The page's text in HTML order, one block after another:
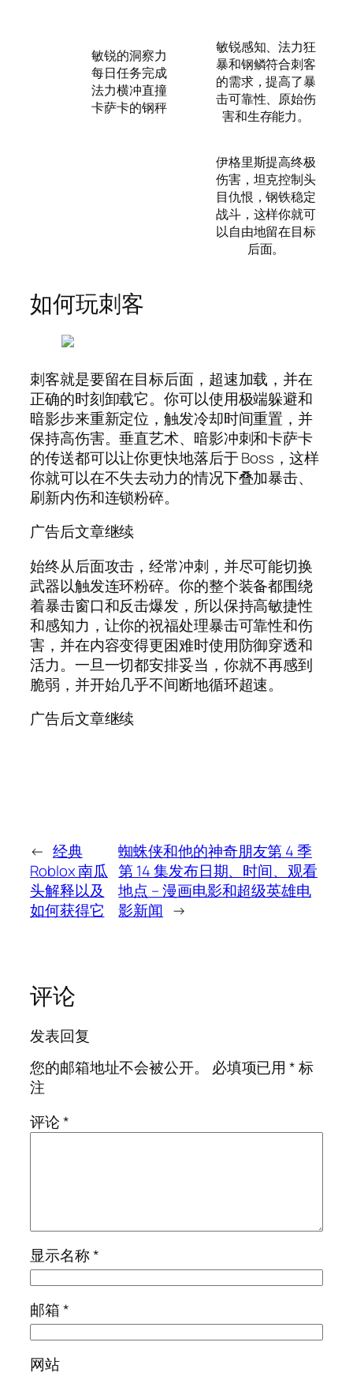
敏锐的洞察力
每日任务完成
法力横冲直撞
卡萨卡的钢秤
敏锐感知、法力狂
暴和钢鳞符合刺客
的需求，提高了暴
击可靠性、原始伤
害和生存能力。
伊格里斯提高终极
伤害，坦克控制头
目仇恨，钢铁稳定
战斗，这样你就可
以自由地留在目标
后面。
如何玩刺客
刺客就是要留在目标后面，超速加载，并在
正确的时刻卸载它。你可以使用极端躲避和
暗影步来重新定位，触发冷却时间重置，并
保持高伤害。垂直艺术、暗影冲刺和卡萨卡
的传送都可以让你更快地落后于 Boss，这样
你就可以在不失去动力的情况下叠加暴击、
刷新内伤和连锁粉碎。
广告后文章继续
始终从后面攻击，经常冲刺，并尽可能切换
武器以触发连环粉碎。你的整个装备都围绕
着暴击窗口和反击爆发，所以保持高敏捷性
和感知力，让你的祝福处理暴击可靠性和伤
害，并在内容变得更困难时使用防御穿透和
活力。一旦一切都安排妥当，你就不再感到
脆弱，并开始几乎不间断地循环超速。
广告后文章继续
← 经典
Roblox 南瓜
头解释以及
如何获得它
蜘蛛侠和他的神奇朋友第 4 季
第 14 集发布日期、时间、观看
地点 – 漫画电影和超级英雄电
影新闻 →
评论
发表回复
您的邮箱地址不会被公开。
必填项已用*标
注
评论*
显示名称*
邮箱*
网站